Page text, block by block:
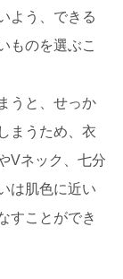
よう、できる
ものを選ぶこ
うと、せっか
まうため、衣
Vネック、七分
は肌色に近い
すことができ